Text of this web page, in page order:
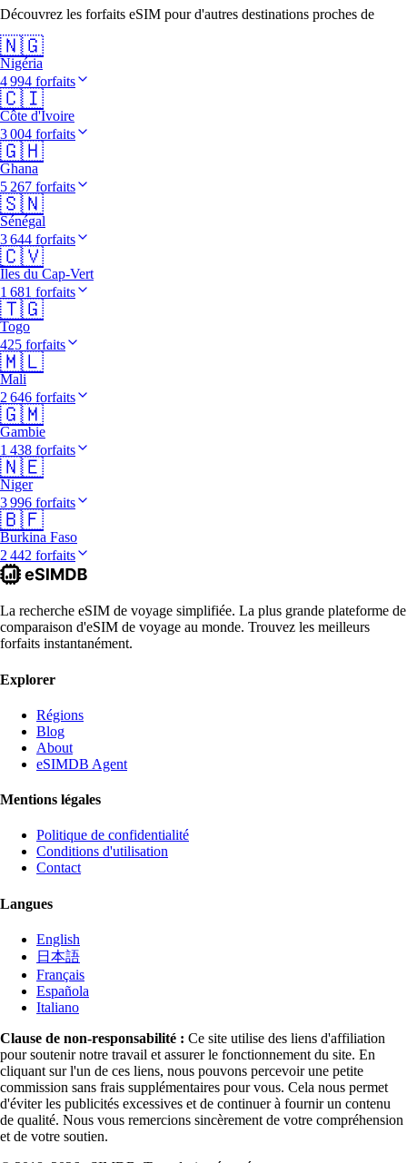
Découvrez les forfaits eSIM pour d'autres destinations proches de
🇳🇬
Nigéria
4 994 forfaits
🇨🇮
Côte d'Ivoire
3 004 forfaits
🇬🇭
Ghana
5 267 forfaits
🇸🇳
Sénégal
3 644 forfaits
🇨🇻
Îles du Cap-Vert
1 681 forfaits
🇹🇬
Togo
425 forfaits
🇲🇱
Mali
2 646 forfaits
🇬🇲
Gambie
1 438 forfaits
🇳🇪
Niger
3 996 forfaits
🇧🇫
Burkina Faso
2 442 forfaits
La recherche eSIM de voyage simplifiée. La plus grande plateforme de
comparaison d'eSIM de voyage au monde. Trouvez les meilleurs
forfaits instantanément.
Explorer
Régions
Blog
About
eSIMDB Agent
Mentions légales
Politique de confidentialité
Conditions d'utilisation
Contact
Langues
English
日本語
Français
Española
Italiano
Clause de non-responsabilité : Ce site utilise des liens d'affiliation
pour soutenir notre travail et assurer le fonctionnement du site. En
cliquant sur l'un de ces liens, nous pouvons percevoir une petite
commission sans frais supplémentaires pour vous. Cela nous permet
d'éviter les publicités excessives et de continuer à fournir un contenu
de qualité. Nous vous remercions sincèrement de votre compréhension
et de votre soutien.